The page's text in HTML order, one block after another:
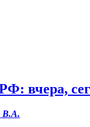
вчера,
В.А.